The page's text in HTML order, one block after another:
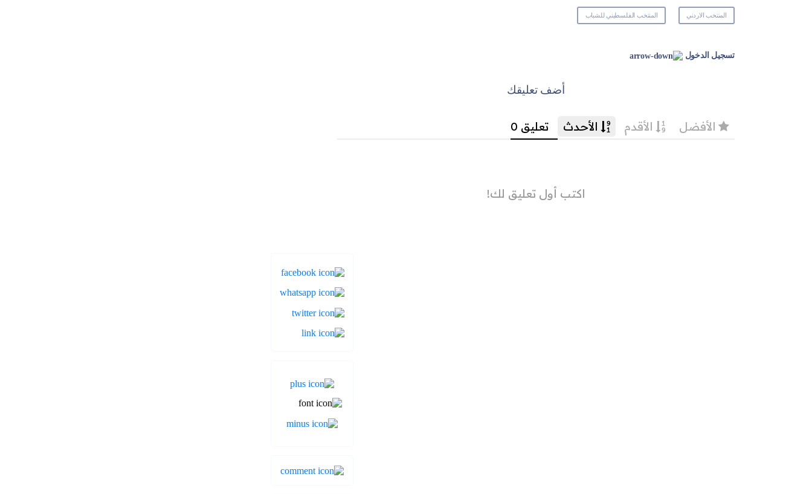
المنتخب الاردني المنتخب الفلسطيني للشباب
تسجيل الدخول
أضف تعليقك